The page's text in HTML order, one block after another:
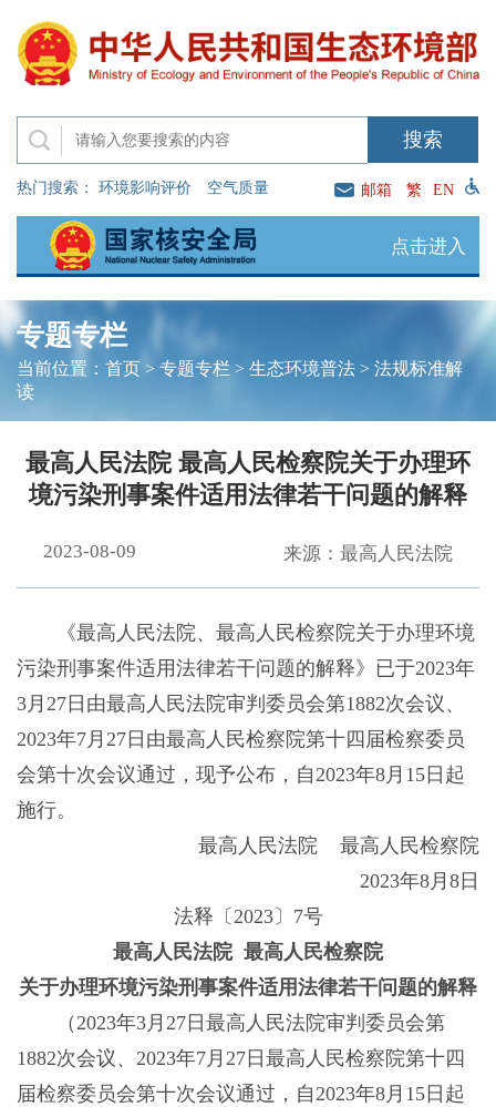
热门搜索： 环境影响评价 空气质量 邮箱 繁 EN
点击进入
专题专栏
当前位置： 首页> 专题专栏> 生态环境普法> 法规标准解
读
最高人民法院 最高人民检察院关于办理环
境污染刑事案件适用法律若干问题的解释
2023-08-09 来源：最高人民法院
《最高人民法院、最高人民检察院关于办理环境
污染刑事案件适用法律若干问题的解释》已于2023年
3月27日由最高人民法院审判委员会第1882次会议、
2023年7月27日由最高人民检察院第十四届检察委员
会第十次会议通过，现予公布，自2023年8月15日起
施行。
最高人民法院 最高人民检察院
2023年8月8日
法释〔2023〕7号
最高人民法院 最高人民检察院
关于办理环境污染刑事案件适用法律若干问题的解释
（2023年3月27日最高人民法院审判委员会第
1882次会议、2023年7月27日最高人民检察院第十四
届检察委员会第十次会议通过，自2023年8月15日起